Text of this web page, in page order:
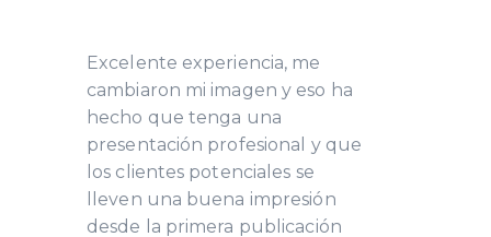
Excelente experiencia, me
cambiaron mi imagen y eso ha
hecho que tenga una
presentación profesional y que
los clientes potenciales se
lleven una buena impresión
desde la primera publicación